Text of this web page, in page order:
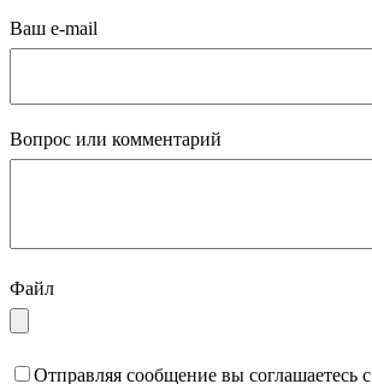
Ваш e-mail
Вопрос или комментарий
Файл
Отправляя сообщение вы соглашаетесь с